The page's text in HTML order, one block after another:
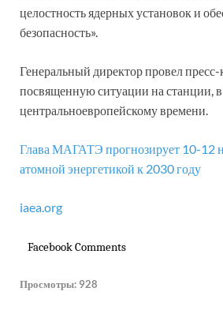
целостность ядерных установок и
безопасность».
Генеральный директор провел
посвященную ситуации на станции,
центральноевропейскому времени.
Глава МАГАТЭ прогнозирует 10-12
атомной энергетикой к 2030 году
iaea.org
Facebook Comments
Просмотры: 928